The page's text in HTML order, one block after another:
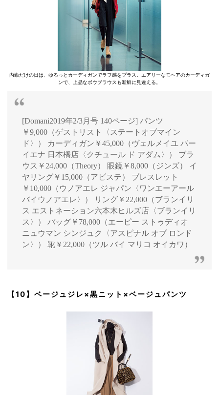
内勤だけの日は、ゆるっとカーディガンでラフ感をプラス。エアリーなモヘアのカーディガ
ンで、上品なボウブラウスも新鮮に見違える。
[Domani2019年2/3月号 140ページ] パンツ
￥9,000（ゲストリスト〈ステートオブマイン
ド〉） カーディガン￥45,000（ヴェルメイユ パー
イエナ 日本橋店〈クチュール ド アダム〉） ブラ
ウス￥24,000（Theory） 眼鏡￥8,000（ジンズ） イ
ヤリング￥15,000（アビステ） ブレスレット
￥10,000（ウノアエレ ジャパン〈ワンエーアール
バイウノアエレ〉） リング￥22,000（ブランイリ
ス エストネーション六本木ヒルズ店〈ブランイリ
ス〉） バッグ￥78,000（エーピー ストゥディオ
ニュウマン シンジュク〈アスピナル オブ ロンド
ン〉） 靴￥22,000（ツル バイ マリコ オイカワ）
【10】ベージュジレ×黒ニット×ベージュパンツ